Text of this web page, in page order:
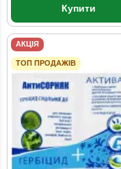
Купити
АКЦІЯ
ТОП ПРОДАЖІВ